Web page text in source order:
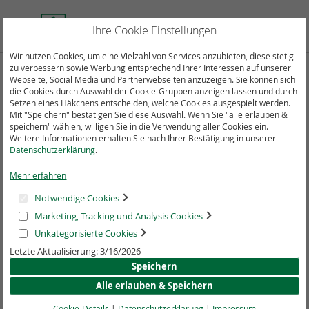
zum
Suche
Zum
Ende
der
Bildergalerie
springen
Ihre Cookie Einstellungen
Wir nutzen Cookies, um eine Vielzahl von Services anzubieten, diese stetig
zu verbessern sowie Werbung entsprechend Ihrer Interessen auf unserer
Webseite, Social Media und Partnerwebseiten anzuzeigen. Sie können sich
die Cookies durch Auswahl der Cookie-Gruppen anzeigen lassen und durch
Setzen eines Häkchens entscheiden, welche Cookies ausgespielt werden.
Mit "Speichern" bestätigen Sie diese Auswahl. Wenn Sie "alle erlauben &
speichern" wählen, willigen Sie in die Verwendung aller Cookies ein.
Weitere Informationen erhalten Sie nach Ihrer Bestätigung in unserer
Datenschutzerklärung.
Mehr erfahren
Notwendige Cookies
Marketing, Tracking und Analysis Cookies
Unkategorisierte Cookies
Letzte Aktualisierung: 3/16/2026
Speichern
Alle erlauben & Speichern